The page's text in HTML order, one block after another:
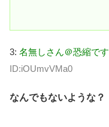
3: 名無しさん＠恐縮です
ID:iOUmvVMa0
なんでもないような？